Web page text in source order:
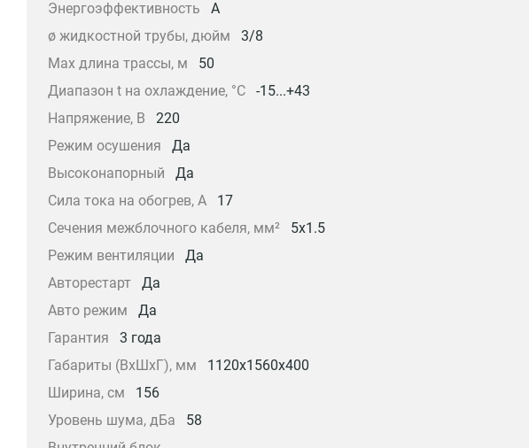
Энергоэффективность
A
ø жидкостной трубы, дюйм
3/8
Max длина трассы, м
50
Диапазон t на охлаждение, °С
-15...+43
Напряжение, В
220
Режим осушения
Да
Высоконапорный
Да
Сила тока на обогрев, А
17
Сечения межблочного кабеля, мм²
5x1.5
Режим вентиляции
Да
Авторестарт
Да
Авто режим
Да
Гарантия
3 года
Габариты (ВхШхГ), мм
1120x1560x400
Ширина, см
156
Уровень шума, дБа
58